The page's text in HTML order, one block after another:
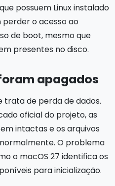
possuem Linux instalado
perder o acesso ao
de boot, mesmo que
presentes no disco.
apagados
trata de perda de dados.
oficial do projeto, as
intactas e os arquivos
O problema
o macOS 27 identifica os
para inicialização.